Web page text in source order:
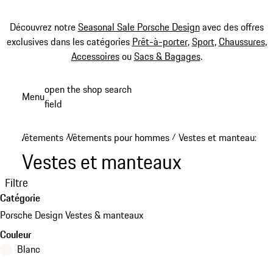
Découvrez notreSeasonal Sale Porsche Designavec des offres
exclusives dans les catégories Prêt-à-porter,Sport,Chaussures,
AccessoiresouSacs & Bagages.
Menuopen the shop search
field
Vêtements /Vêtements pour hommes / Vestes et manteaux
Vestes et manteaux
Filtre
Catégorie
Porsche Design Vestes & manteaux
Couleur
Blanc